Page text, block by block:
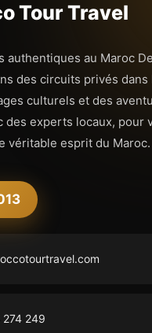
Tour Travel
authentiques au Maroc
des circuits privés dans
culturels et des
des experts locaux, pour
véritable esprit du Maroc.
274 249